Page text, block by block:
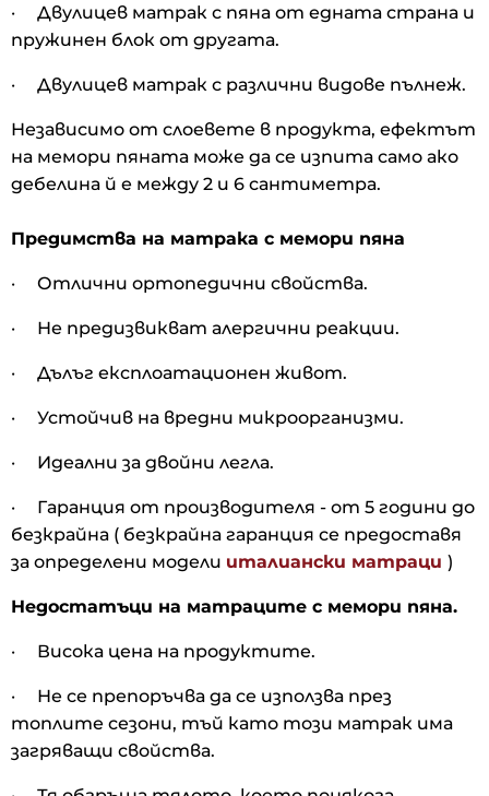
· Двулицев матрак с пяна от едната страна и
пружинен блок от другата.
· Двулицев матрак с различни видове пълнеж.
Независимо от слоевете в продукта, ефектът
на мемори пяната може да се изпита само ако
дебелина й е между 2 и 6 сантиметра.
Предимства на матрака с мемори пяна
· Отлични ортопедични свойства.
· Не предизвикват алергични реакции.
· Дълъг експлоатационен живот.
· Устойчив на вредни микроорганизми.
· Идеални за двойни легла.
· Гаранция от производителя - от 5 години до
безкрайна ( безкрайна гаранция се предоставя
за определени модели италиански матраци )
Недостатъци на матраците с мемори пяна.
· Висока цена на продуктите.
· Не се препоръчва да се използва през
топлите сезони, тъй като този матрак има
загряващи свойства.